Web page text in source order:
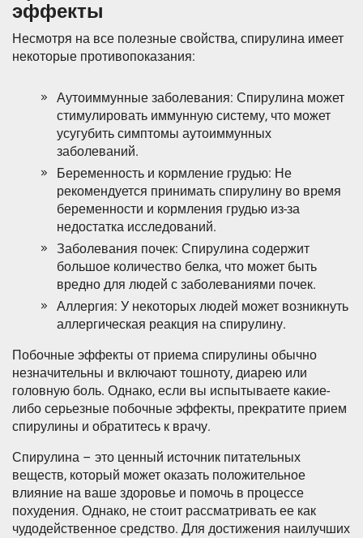
эффекты
Несмотря на все полезные свойства, спирулина имеет
некоторые противопоказания:
Аутоиммунные заболевания: Спирулина может
стимулировать иммунную систему, что может
усугубить симптомы аутоиммунных
заболеваний.
Беременность и кормление грудью: Не
рекомендуется принимать спирулину во время
беременности и кормления грудью из-за
недостатка исследований.
Заболевания почек: Спирулина содержит
большое количество белка, что может быть
вредно для людей с заболеваниями почек.
Аллергия: У некоторых людей может возникнуть
аллергическая реакция на спирулину.
Побочные эффекты от приема спирулины обычно
незначительны и включают тошноту, диарею или
головную боль. Однако, если вы испытываете какие-
либо серьезные побочные эффекты, прекратите прием
спирулины и обратитесь к врачу.
Спирулина – это ценный источник питательных
веществ, который может оказать положительное
влияние на ваше здоровье и помочь в процессе
похудения. Однако, не стоит рассматривать ее как
чудодейственное средство. Для достижения наилучших